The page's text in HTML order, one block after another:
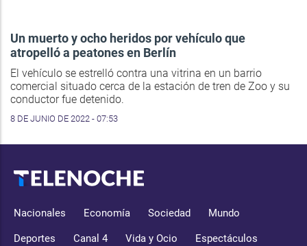
Un muerto y ocho heridos por vehículo que
atropelló a peatones en Berlín
El vehículo se estrelló contra una vitrina en un barrio
comercial situado cerca de la estación de tren de Zoo y su
conductor fue detenido.
8 DE JUNIO DE 2022 - 07:53
Nacionales Economía Sociedad Mundo
Deportes Canal 4 Vida y Ocio Espectáculos